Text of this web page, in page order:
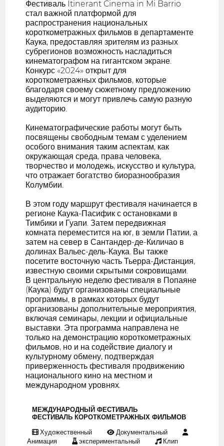
Фестиваль Itinerant Cinema in Mi Barrio
стал важной платформой для
распространения национальных
короткометражных фильмов в департаменте
Каука, предоставляя зрителям из разных
субрегионов возможность насладиться
кинематографом на гигантском экране.
Конкурс «2024» открыт для
короткометражных фильмов, которые
благодаря своему сюжетному предложению
выделяются и могут привлечь самую разную
аудиторию.
Кинематографические работы могут быть
посвящены свободным темам с уделением
особого внимания таким аспектам, как
окружающая среда, права человека,
творчество и молодежь, искусство и культура,
что отражает богатство биоразнообразия
Колумбии.
В этом году маршрут фестиваля начинается в
регионе Каука-Пасифик с остановками в
Тимбики и Гуапи. Затем передвижная
комната переместится на юг, в земли Патии, а
затем на север в Сантандер-де-Киличао в
долинах Вальес-дель-Каука. Вы также
посетите восточную часть Тьерра-Дистанция,
известную своими скрытыми сокровищами.
В центральную неделю фестиваля в Попаяне
(Каука) будут организованы специальные
программы, в рамках которых будут
организованы дополнительные мероприятия,
включая семинары, лекции и официальные
выставки. Эта программа направлена не
только на демонстрацию короткометражных
фильмов, но и на содействие диалогу и
культурному обмену, подтверждая
приверженность фестиваля продвижению
национального кино на местном и
международном уровнях.
МЕЖДУНАРОДНЫЙ ФЕСТИВАЛЬ
ФЕСТИВАЛЬ КОРОТКОМЕТРАЖНЫХ ФИЛЬМОВ
Художественный
Документальный
Анимация
экспериментальный Клип